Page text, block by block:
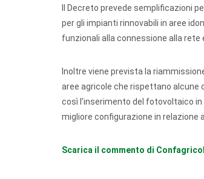
Il Decreto prevede semplificazioni
per gli impianti rinnovabili in aree
funzionali alla connessione alla
Inoltre viene prevista la
aree agricole che rispettano alcune
così l’inserimento del fotovoltaico
migliore configurazione in relazione
Scarica il commento di